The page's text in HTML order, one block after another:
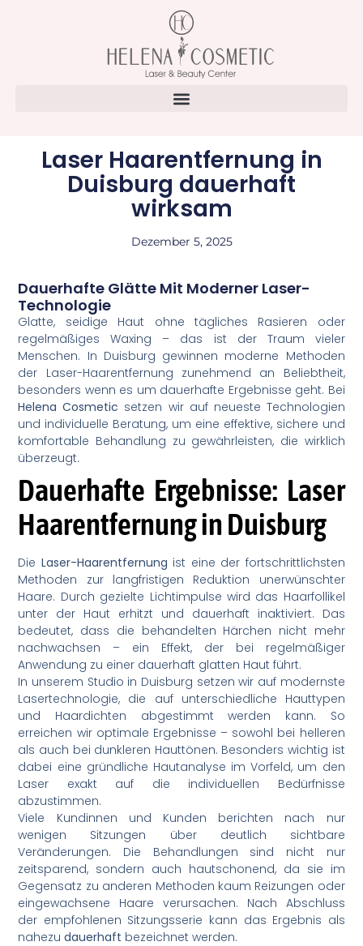
Laser Haarentfernung in
Duisburg dauerhaft
wirksam
Dezember 5, 2025
Dauerhafte Glätte Mit Moderner Laser-
Technologie
Glatte, seidige Haut ohne tägliches Rasieren oder
regelmäßiges Waxing – das ist der Traum vieler
Menschen. In Duisburg gewinnen moderne Methoden
der Laser-Haarentfernung zunehmend an Beliebtheit,
besonders wenn es um dauerhafte Ergebnisse geht. Bei
Helena Cosmetic setzen wir auf neueste Technologien
und individuelle Beratung, um eine effektive, sichere und
komfortable Behandlung zu gewährleisten, die wirklich
überzeugt.
Dauerhafte Ergebnisse: Laser
Haarentfernung in Duisburg
Die Laser-Haarentfernung ist eine der fortschrittlichsten
Methoden zur langfristigen Reduktion unerwünschter
Haare. Durch gezielte Lichtimpulse wird das Haarfollikel
unter der Haut erhitzt und dauerhaft inaktiviert. Das
bedeutet, dass die behandelten Härchen nicht mehr
nachwachsen – ein Effekt, der bei regelmäßiger
Anwendung zu einer dauerhaft glatten Haut führt.
In unserem Studio in Duisburg setzen wir auf modernste
Lasertechnologie, die auf unterschiedliche Hauttypen
und Haardichten abgestimmt werden kann. So
erreichen wir optimale Ergebnisse – sowohl bei helleren
als auch bei dunkleren Hauttönen. Besonders wichtig ist
dabei eine gründliche Hautanalyse im Vorfeld, um den
Laser exakt auf die individuellen Bedürfnisse
abzustimmen.
Viele Kundinnen und Kunden berichten nach nur
wenigen Sitzungen über deutlich sichtbare
Veränderungen. Die Behandlungen sind nicht nur
zeitsparend, sondern auch hautschonend, da sie im
Gegensatz zu anderen Methoden kaum Reizungen oder
eingewachsene Haare verursachen. Nach Abschluss
der empfohlenen Sitzungsserie kann das Ergebnis als
nahezudauerhaft bezeichnet werden.